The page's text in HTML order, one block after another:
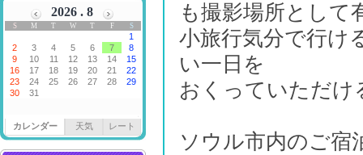
カレンダー 天気 レート
も撮影場所として
小旅行気分で行け
い一日を
おくっていただけ
ソウル市内のご